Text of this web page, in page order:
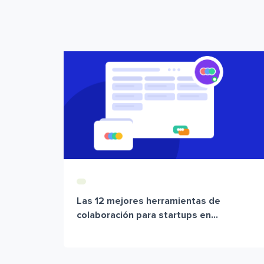
Las 12 mejores herramientas de
colaboración para startups en...